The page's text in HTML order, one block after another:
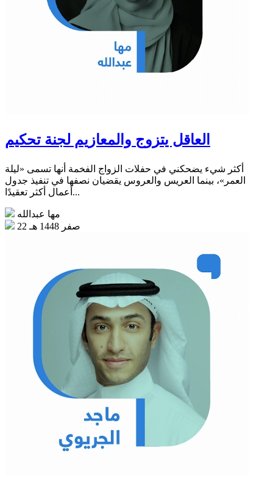
العاقل يتزوج والمعازيم لجنة تحكيم
أكثر شيء يضحكني في حفلات الزواج الفخمة أنها تسمى «ليلة
العمر»، بينما العريس والعروس يقضيان نصفها في تنفيذ جدول
أعمال أكثر تعقيدًا...
مها عبدالله
22 صفر 1448 هـ